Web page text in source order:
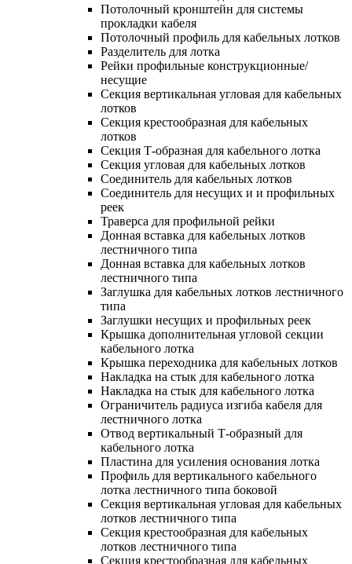
Потолочный кронштейн для системы
прокладки кабеля
Потолочный профиль для кабельных лотков
Разделитель для лотка
Рейки профильные конструкционные/
несущие
Секция вертикальная угловая для кабельных
лотков
Секция крестообразная для кабельных
лотков
Секция Т-образная для кабельного лотка
Секция угловая для кабельных лотков
Соединитель для кабельных лотков
Соединитель для несущих и и профильных
реек
Траверса для профильной рейки
Донная вставка для кабельных лотков
лестничного типа
Донная вставка для кабельных лотков
лестничного типа
Заглушка для кабельных лотков лестничного
типа
Заглушки несущих и профильных реек
Крышка дополнительная угловой секции
кабельного лотка
Крышка переходника для кабельных лотков
Накладка на стык для кабельного лотка
Накладка на стык для кабельного лотка
Ограничитель радиуса изгиба кабеля для
лестничного лотка
Отвод вертикальный Т-образный для
кабельного лотка
Пластина для усиления основания лотка
Профиль для вертикального кабельного
лотка лестничного типа боковой
Секция вертикальная угловая для кабельных
лотков лестничного типа
Секция крестообразная для кабельных
лотков лестничного типа
Секция крестообразная для кабельных